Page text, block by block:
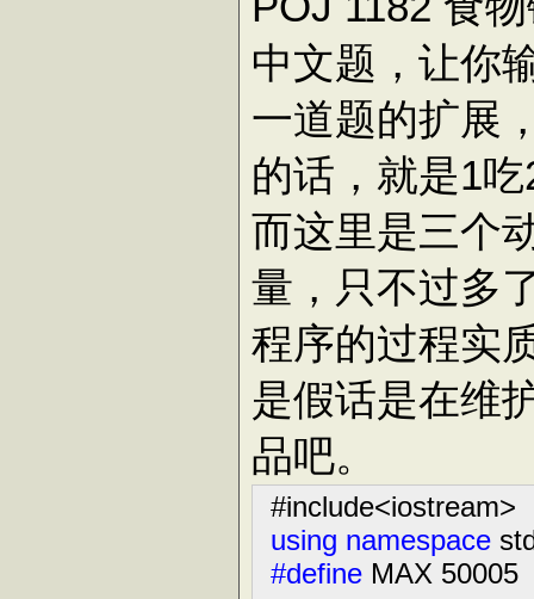
中文题，让你
一道题的扩展
的话，就是1
而这里是三个
量，只不过多
程序的过程实
是假话是在维
品吧。
#include<iostream>
using namespace
#define MAX 50005